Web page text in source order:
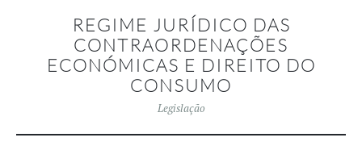
REGIME JURÍDICO DAS
CONTRAORDENAÇÕES
ECONÓMICAS E DIREITO DO
CONSUMO
Legislação